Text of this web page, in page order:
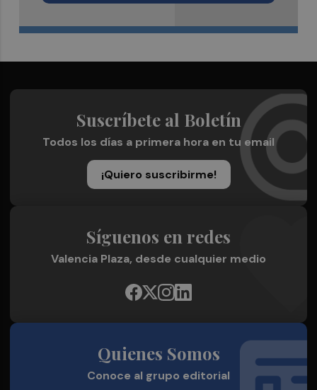
Suscríbete al Boletín
Todos los días a primera hora en tu email
¡Quiero suscribirme!
Síguenos en redes
Valencia Plaza, desde cualquier medio
Quienes Somos
Conoce al grupo editorial